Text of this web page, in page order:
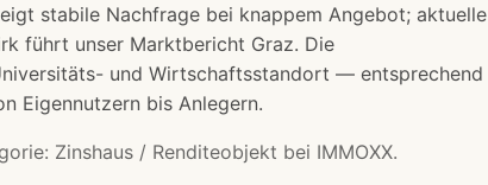
stabile Nachfrage bei knappem Angebot; aktuelle
führt unser Marktbericht Graz. Die
und Wirtschaftsstandort — entsprechend
Eigennutzern bis Anlegern.
Zinshaus / Renditeobjekt bei IMMOXX.